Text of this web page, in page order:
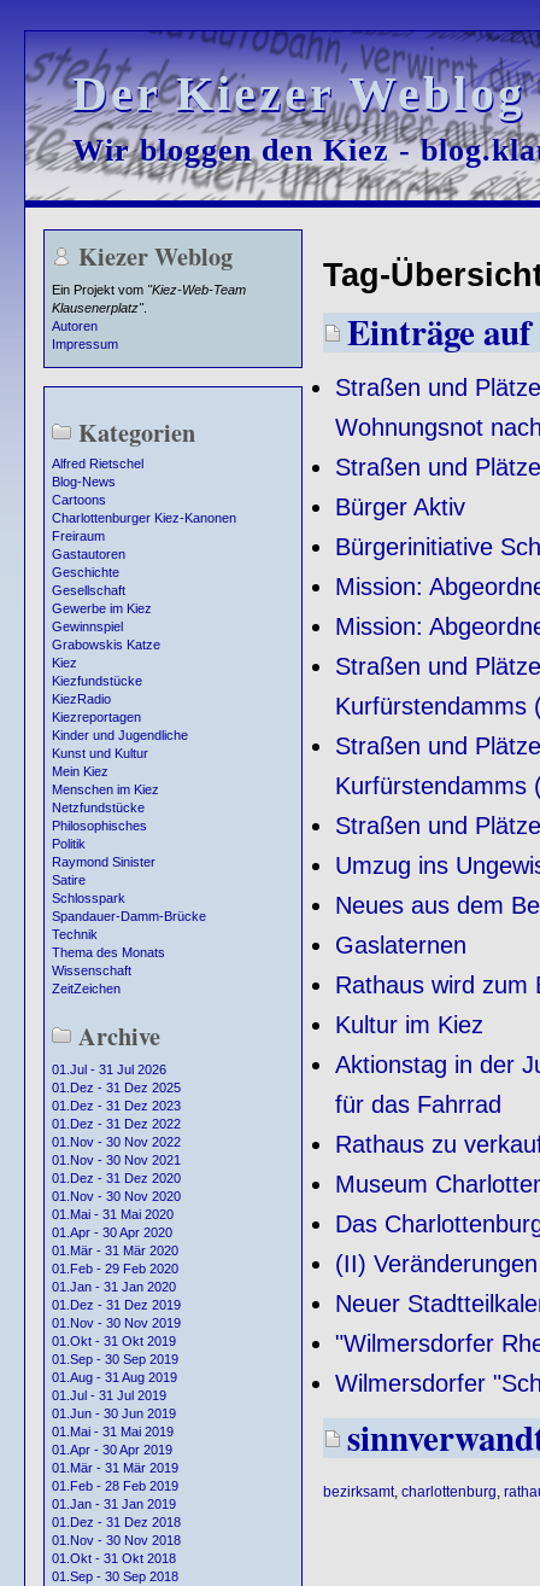
Der Kiezer
Der Kiezer
Wir bloggen den Kiez -
Wir bloggen den Kiez -
Kiezer Weblog
Ein Projekt vom "Kiez-Web-Team
Klausenerplatz".
Autoren
Impressum
Kategorien
Alfred Rietschel
Blog-News
Cartoons
Charlottenburger Kiez-Kanonen
Freiraum
Gastautoren
Geschichte
Gesellschaft
Gewerbe im Kiez
Gewinnspiel
Grabowskis Katze
Kiez
Kiezfundstücke
KiezRadio
Kiezreportagen
Kinder und Jugendliche
Kunst und Kultur
Mein Kiez
Menschen im Kiez
Netzfundstücke
Philosophisches
Politik
Raymond Sinister
Satire
Schlosspark
Spandauer-Damm-Brücke
Technik
Thema des Monats
Wissenschaft
ZeitZeichen
Archive
01.Jul - 31 Jul 2026
01.Dez - 31 Dez 2025
01.Dez - 31 Dez 2023
01.Dez - 31 Dez 2022
01.Nov - 30 Nov 2022
01.Nov - 30 Nov 2021
01.Dez - 31 Dez 2020
01.Nov - 30 Nov 2020
01.Mai - 31 Mai 2020
01.Apr - 30 Apr 2020
01.Mär - 31 Mär 2020
01.Feb - 29 Feb 2020
01.Jan - 31 Jan 2020
01.Dez - 31 Dez 2019
01.Nov - 30 Nov 2019
01.Okt - 31 Okt 2019
01.Sep - 30 Sep 2019
01.Aug - 31 Aug 2019
01.Jul - 31 Jul 2019
01.Jun - 30 Jun 2019
01.Mai - 31 Mai 2019
01.Apr - 30 Apr 2019
01.Mär - 31 Mär 2019
01.Feb - 28 Feb 2019
01.Jan - 31 Jan 2019
01.Dez - 31 Dez 2018
01.Nov - 30 Nov 2018
01.Okt - 31 Okt 2018
01.Sep - 30 Sep 2018
Tag-
Einträge
Straßen und
Wohnungsnot
Straßen und
Bürger Aktiv
Bürgerinitiative
Mission:
Mission:
Straßen und
Kurfürstendamms
Straßen und
Kurfürstendamms
Straßen und
Umzug ins
Neues aus dem
Gaslaternen
Rathaus wird zum
Kultur im Kiez
Aktionstag in der
für das Fahrrad
Rathaus zu
Museum
Das
(II)
Neuer
"Wilmersdorfer
Wilmersdorfer
bezirksamt, charlottenburg